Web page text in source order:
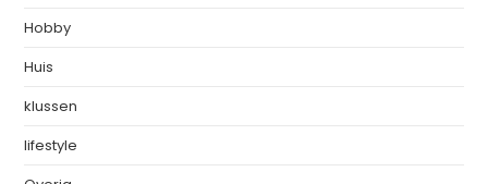
Hobby
Huis
klussen
lifestyle